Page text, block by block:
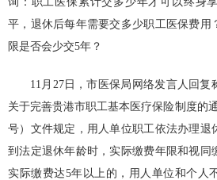
平，退休后每年需要交多少职工医保费用
限是否会少交5年？
11月27日，市医保局网络发言人回
关于完善贵港市职工基本医疗保险制度的
号）文件规定，用人单位职工依法办理退
到法定退休年龄时，实际缴费年限和视同
实际缴费达5年以上的，用人单位和个人